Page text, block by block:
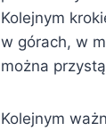
Kolejnym
w górach, w
można
Kolejnym